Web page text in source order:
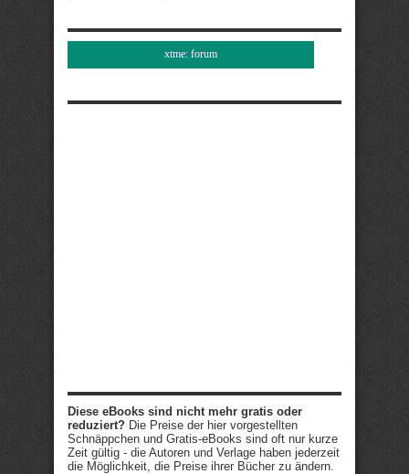
xtme: forum
Diese eBooks sind nicht mehr gratis oder
reduziert? Die Preise der hier vorgestellten
Schnäppchen und Gratis-eBooks sind oft nur kurze
Zeit gültig - die Autoren und Verlage haben jederzeit
die Möglichkeit, die Preise ihrer Bücher zu ändern.